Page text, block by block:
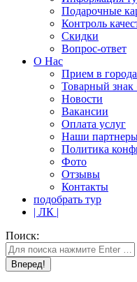
Подарочные
Контроль
Скидки
Вопрос-ответ
О Нас
Прием в
Товарный знак
Новости
Вакансии
Оплата услуг
Наши
Политика
Фото
Отзывы
Контакты
подобрать тур
| ЛК |
Поиск: